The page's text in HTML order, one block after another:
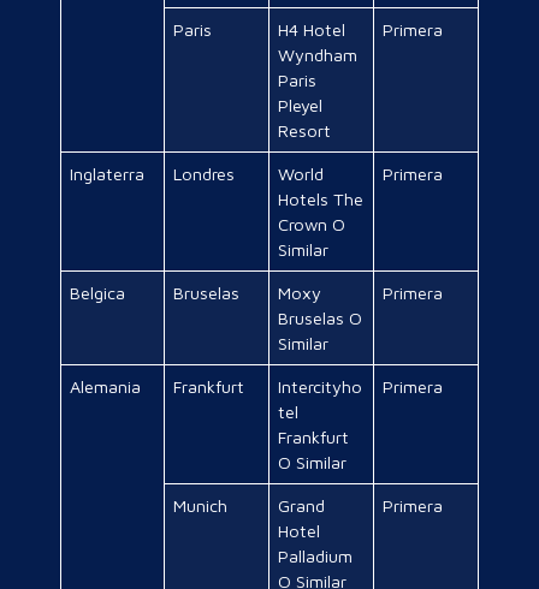
Paris
H4 Hotel
Wyndham
Paris
Pleyel
Resort
Primera
Inglaterra Londres
World
Hotels The
Crown O
Similar
Primera
Belgica Bruselas
Moxy
Bruselas O
Similar
Primera
Alemania Frankfurt
Intercityho
tel
Frankfurt
O Similar
Primera
Munich
Grand
Hotel
Palladium
O Similar
Primera